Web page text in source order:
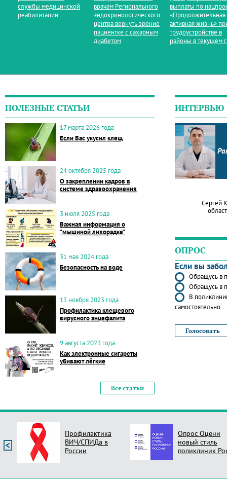
службы медицинской
реабилитации
врачам Регионального
эндокринологического
центра вернуть зрение
пациентке с сахарным
диабетом
выплаты по
«Продолжительная
активная жизнь»
трудоустройстве в
районы в текущем
ПОЛЕЗНЫЕ СТАТЬИ
17 марта 2026 года
Если Вас укусил клещ
24 октября 2025 года
О закреплении кадров в
системе здравоохранения
3 июля 2025 года
Важная информация о
"мышиной лихорадке"
31 мая 2024 года
Безопасность на воде
13 ноября 2023 года
Профилактика клещевого
вирусного энцефалита
9 августа 2023 года
Как электронные сигареты
убивают лёгкие
Все статьи
ИНТЕРВЬЮ
Сергей
ОПРОС
Если вы
Обращусь в
Обращусь в
В
самостоятельно
Профилактика
ВИЧ/СПИДа в
России
Опрос Оцени
новый стиль
поликлиник